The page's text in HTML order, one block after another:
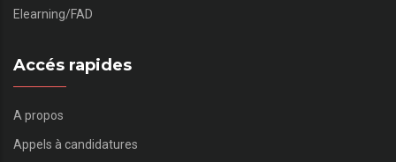
Elearning/FAD
Accés rapides
A propos
Appels à candidatures